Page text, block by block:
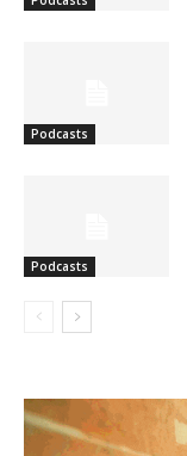
Podcasts
Podcasts